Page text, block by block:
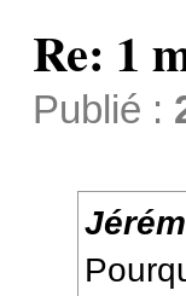
Re: 1
Publié :